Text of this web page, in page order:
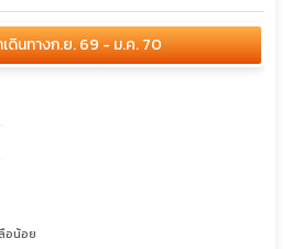
ดินทางก.ย. 69 - ม.ค. 70
อน้อย